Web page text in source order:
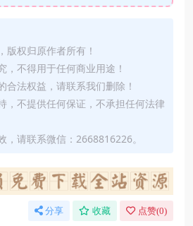
版权归原作者所有！
，不得用于任何商业用途！
合法权益，请联系我们删除！
，不提供任何保证，不承担任何法律
，请联系微信：2668816226。
分享 收藏 点赞(0)